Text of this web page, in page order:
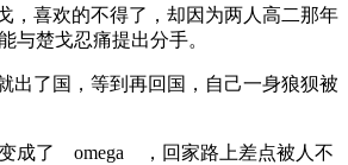
，喜欢的不得了，却因为两人高二那年
与楚戈忍痛提出分手。
出了国，等到再回国，自己一身狼狈被
成了 omega ，回家路上差点被人不